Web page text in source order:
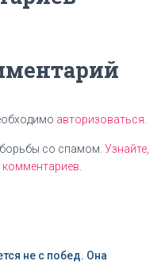
авторизоваться
со спамом. Узнайте,
не с побед. Она